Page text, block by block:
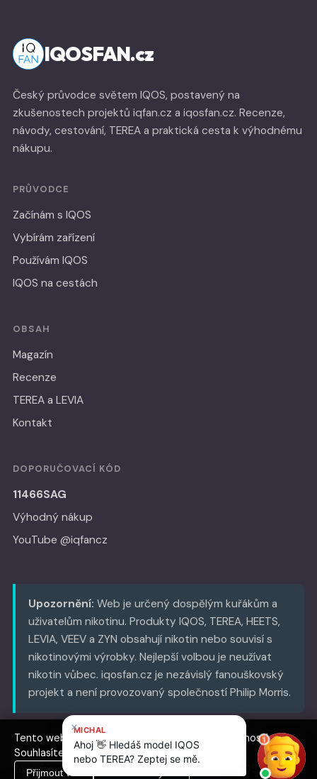
IQOSFAN.cz
Český průvodce světem IQOS, postavený na
zkušenostech projektů iqfan.cz a iqosfan.cz. Recenze,
návody, cestování, TEREA a praktická cesta k výhodnému
nákupu.
PRŮVODCE
Začínám s IQOS
Vybírám zařízení
Používám IQOS
IQOS na cestách
OBSAH
Magazín
Recenze
TEREA a LEVIA
Kontakt
DOPORUČOVACÍ KÓD
11466SAG
Výhodný nákup
YouTube @iqfancz
Upozornění: Web je určený dospělým kuřákům a
uživatelům nikotinu. Produkty IQOS, TEREA, HEETS,
LEVIA, VEEV a ZYN obsahují nikotin nebo souvisí s
nikotinovými výrobky. Nejlepší volbou je neužívat
nikotin vůbec. iqosfan.cz je nezávislý fanouškovský
projekt a není provozovaný společností Philip Morris.
© 2026 iqosfan.cz
Recenze, návody, cestování a výhodný nákup IQOS
Tento web používá cookies pro analýzu návštěvnosti.
Souhlasíte s jejich použitím?
Přijmout vše